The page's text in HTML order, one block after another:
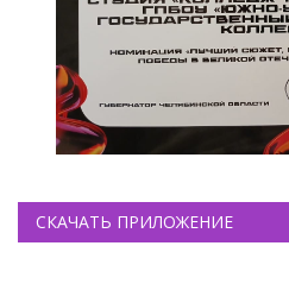
СКАЧАТЬ ПРИЛОЖЕНИЕ